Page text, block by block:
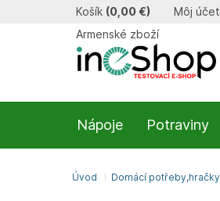
Košík (0,00 €) Môj účet
Armenské zboží
Úvod Domácí potřeby,hračky
Nápoje Potraviny